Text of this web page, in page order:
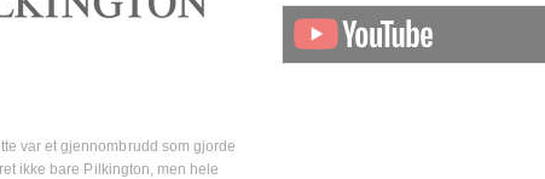
var et gjennombrudd som gjorde
ikke bare Pilkington, men hele